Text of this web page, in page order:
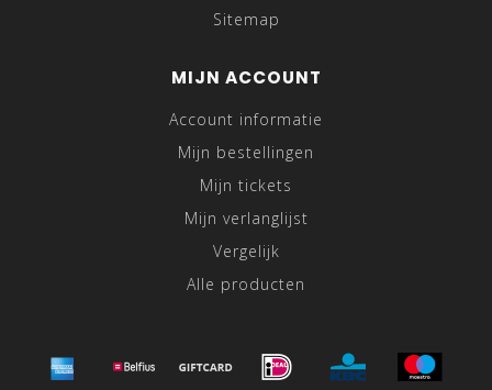
Sitemap
MIJN ACCOUNT
Account informatie
Mijn bestellingen
Mijn tickets
Mijn verlanglijst
Vergelijk
Alle producten